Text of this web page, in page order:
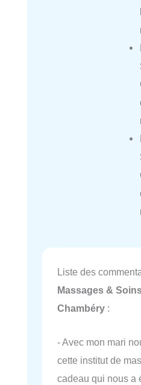
Liste des
Massages &
Chambéry :
- Avec mon mari
cette institut de
cadeau qui nous a